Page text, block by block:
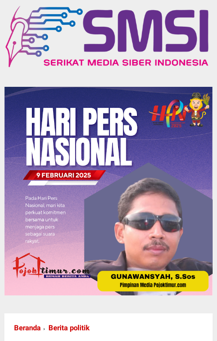
Beranda Berita politik